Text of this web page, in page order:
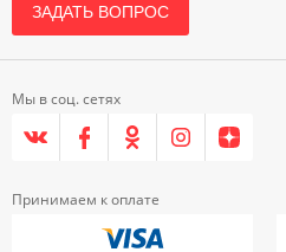
ЗАДАТЬ ВОПРОС
Мы в соц. сетях
Принимаем к оплате